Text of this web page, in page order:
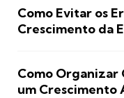
Como Evitar os
Crescimento da
Como Organizar
um Crescimento